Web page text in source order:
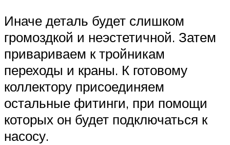
Иначе деталь будет слишком
громоздкой и неэстетичной. Затем
привариваем к тройникам
переходы и краны. К готовому
коллектору присоединяем
остальные фитинги, при помощи
которых он будет подключаться к
насосу.